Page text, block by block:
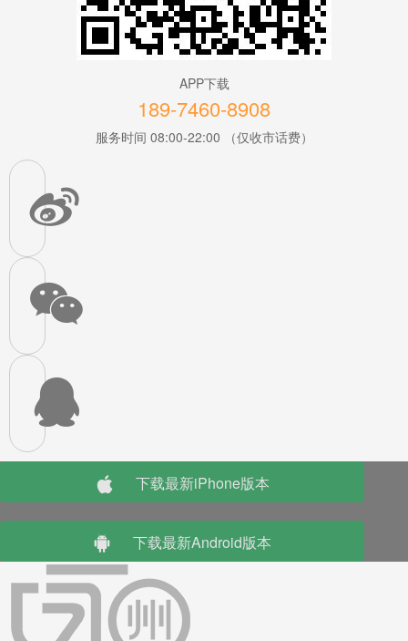
APP下载
189-7460-8908
服务时间 08:00-22:00 （仅收市话费）
下载最新iPhone版本
下载最新Android版本